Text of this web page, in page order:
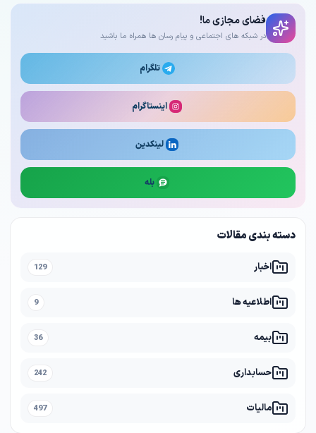
فضای مجازی ما!
در شبکه های اجتماعی و پیام رسان ها همراه ما باشید
تلگرام
اینستاگرام
لینکدین
بله
دسته بندی مقالات
اخبار 129
اطلاعیه ها 9
بیمه 36
حسابداری 242
مالیات 497